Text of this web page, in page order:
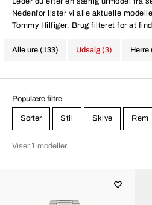
Nedenfor lister vi alle aktuelle
Tommy Hilfiger. Brug filteret for at
Alle ure (133) Herre
Udsalg (3)
Populære filtre
Sorter Stil Skive Rem
Viser 1 modeller